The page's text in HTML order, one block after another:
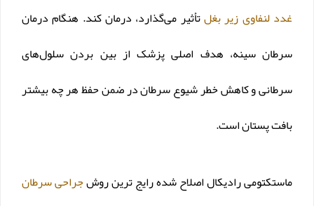
غدد لنفاوی زیر بغلتأثیر می‌گذارد، درمان کند. هنگام درمان
سرطان سینه، هدف اصلی پزشک از بین بردن سلول‌های
سرطانی و کاهش خطر شیوع سرطان در ضمن حفظ هر چه بیشتر
بافت پستان است.
ماستکتومی رادیکال اصلاح شده رایج‌ ترین روشجراحی سرطان